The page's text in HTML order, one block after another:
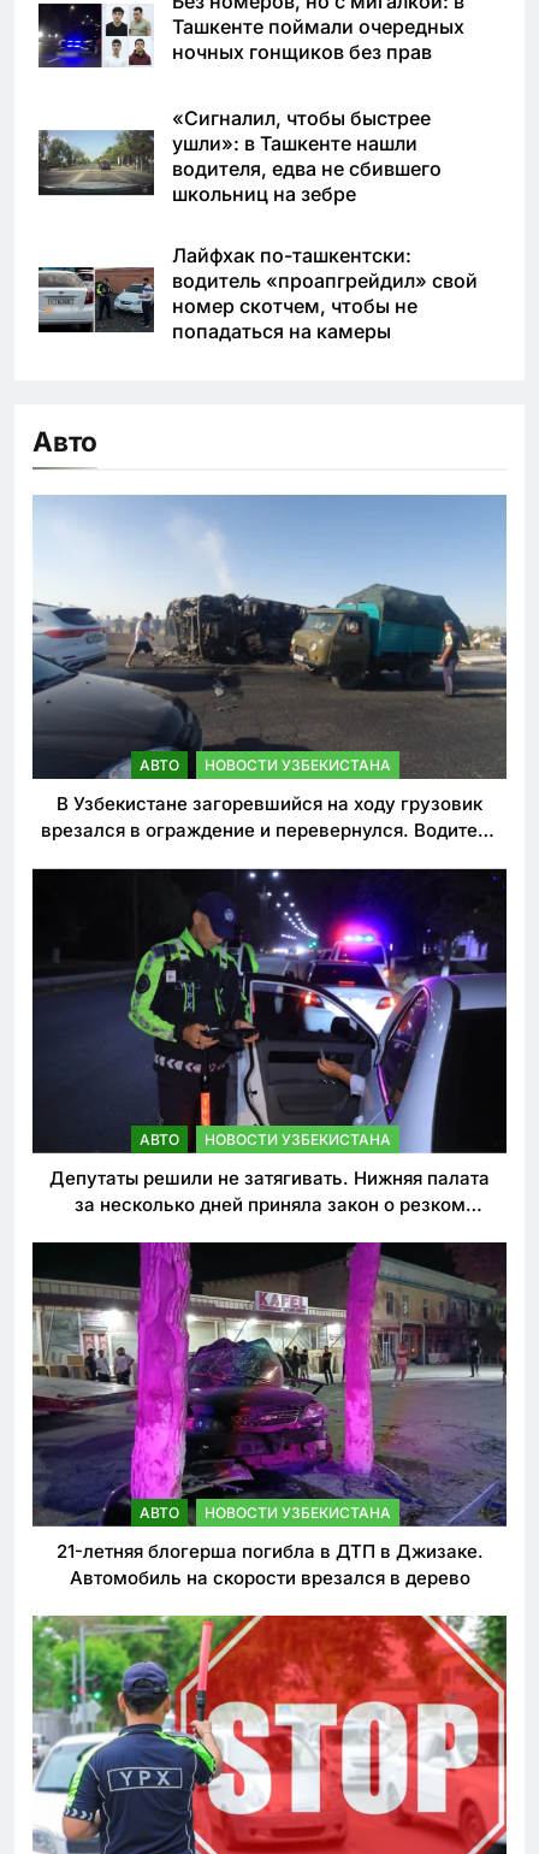
Ташкенте поймали очередных
ночных гонщиков без прав
«Сигналил, чтобы быстрее
ушли»: в Ташкенте нашли
водителя, едва не сбившего
школьниц на зебре
Лайфхак по-ташкентски:
водитель «проапгрейдил» свой
номер скотчем, чтобы не
попадаться на камеры
Авто
АВТО НОВОСТИ УЗБЕКИСТАНА
В Узбекистане загоревшийся на ходу грузовик
врезался в ограждение и перевернулся. Водитель
АВТО НОВОСТИ УЗБЕКИСТАНА
Депутаты решили не затягивать. Нижняя палата
за несколько дней приняла закон о резком
АВТО НОВОСТИ УЗБЕКИСТАНА
21-летняя блогерша погибла в ДТП в Джизаке.
Автомобиль на скорости врезался в дерево